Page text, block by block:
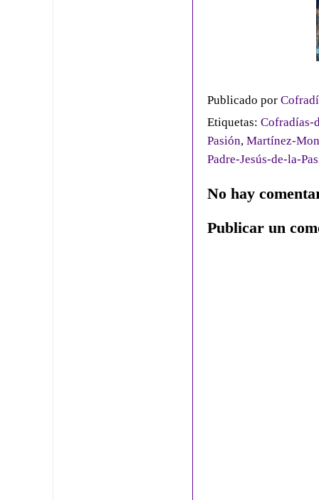
Publicado por
Etiquetas: Cofradías-
Pasión, Martínez-
Padre-Jesús-de-la-
No hay
Publicar un